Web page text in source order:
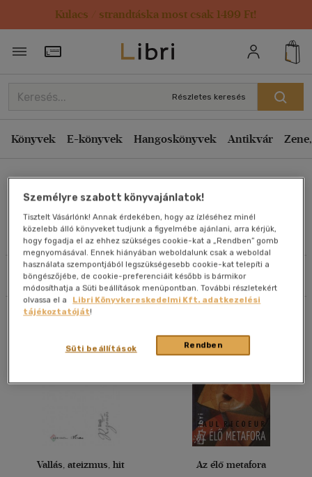
Kulacs / strandtáska most csak 1499 Ft!
Törzsvásárlói Kártya adatai
Részletes keresés
Könyvek E-könyvek Hangoskönyvek Antikvár
Művei
Szűrés Rendezés
Rendezés
Kiadás éve szerint csökkenő
Ár szerint csökkenő
Eladott darabszám szerint csökkenő
Eladott darabszám szerint növekvő
Cím szerint A-Z
Szerző szerint A-Z
Megjelenítés
20 db / oldal
Alkalmaz
Vallás, ateizmus, hit Az élő metafora
Személyre szabott könyvajánlatok!
Tisztelt Vásárlónk! Annak érdekében, hogy az ízléséhez minél
közelebb álló könyveket tudjunk a figyelmébe ajánlani, arra kérjük,
hogy fogadja el az ehhez szükséges cookie-kat a „Rendben” gomb
megnyomásával. Ennek hiányában weboldalunk csak a weboldal
használata szempontjából legszükségesebb cookie-kat telepíti a
böngészőjébe, de cookie-preferenciáit később is bármikor
módosíthatja a Süti beállítások menüpontban. További részletekért
olvassa el a
Libri Könyvkereskedelmi Kft. adatkezelési
tájékoztatóját!
Rendben
Süti beállítások